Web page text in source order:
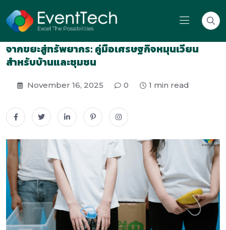
จากขยะสู่ทรัพยากร: คู่มือเศรษฐกิจหมุนเวียน
สำหรับบ้านและชุมชน
November 16, 2025 0 1 min read